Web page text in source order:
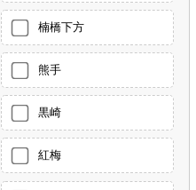
楠橋下方
熊手
黒崎
紅梅